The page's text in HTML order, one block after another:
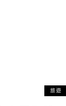
旅遊